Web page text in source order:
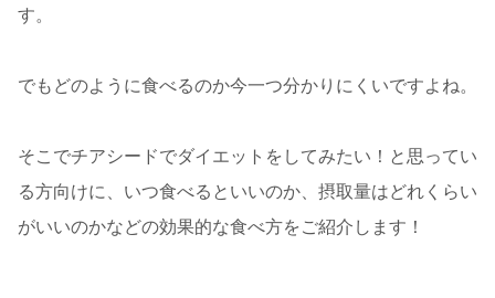
す。
でもどのように食べるのか今一つ分かりにくいですよね。
そこでチアシードでダイエットをしてみたい！と思ってい
る方向けに、いつ食べるといいのか、摂取量はどれくらい
がいいのかなどの効果的な食べ方をご紹介します！